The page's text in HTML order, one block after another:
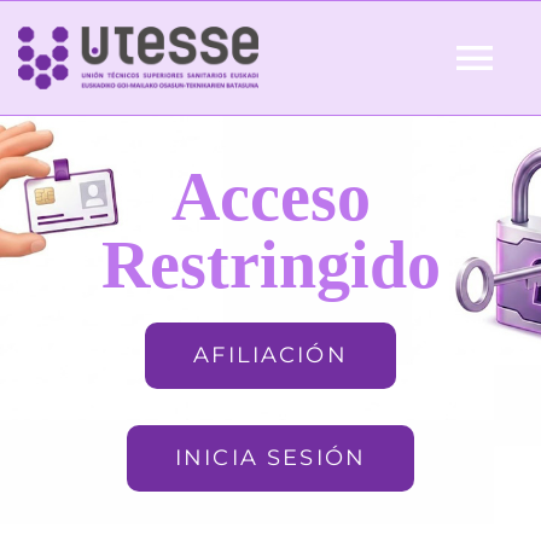
Skip
content
Inicio
QUIÉNES SOMOS Acceso
Restringido
AFILIACIÓN
INICIA SESIÓN